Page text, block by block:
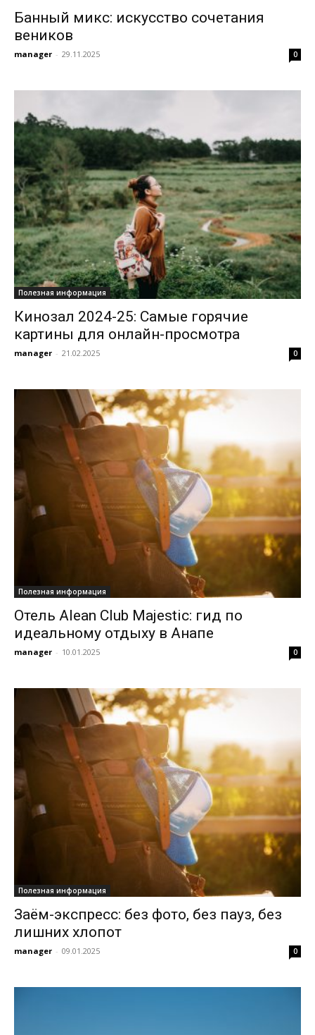
Банный микс: искусство сочетания
веников
manager - 29.11.2025 0
Полезная информация
Кинозал 2024-25: Самые горячие
картины для онлайн-просмотра
manager - 21.02.2025 0
Полезная информация
Отель Alean Club Majestic: гид по
идеальному отдыху в Анапе
manager - 10.01.2025 0
Полезная информация
Заём-экспресс: без фото, без пауз, без
лишних хлопот
manager - 09.01.2025 0